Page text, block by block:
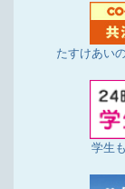
たすけあい
学生